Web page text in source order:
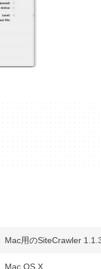
Mac用のSiteCrawler
Mac OS X